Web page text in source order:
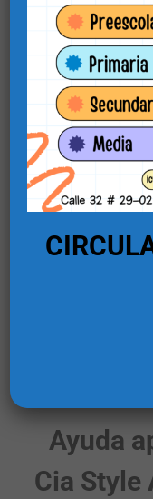
AYUDA
Ayuda
Cia Style